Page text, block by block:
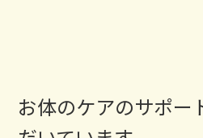
お体のケアのサポー